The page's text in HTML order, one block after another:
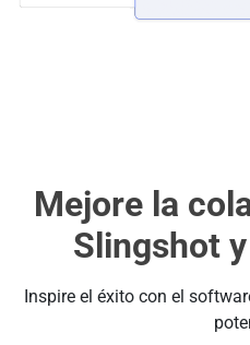
Mejore la
Slingshot
Inspire el éxito con el